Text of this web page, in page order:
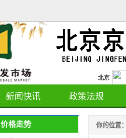
新闻快讯 政策法规
价格走势 你的位置：